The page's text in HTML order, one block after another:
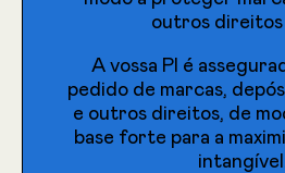
à medida.
Otimização dos
SABER MAIS
outros direitos
A vossa PI é
pedido de marcas,
e outros direitos, de
base forte para a